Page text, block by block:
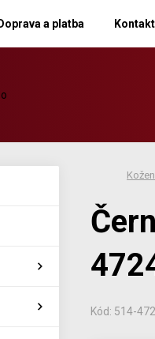
Doprava a platba Kontakt
Kód: 514-